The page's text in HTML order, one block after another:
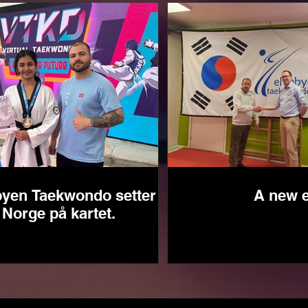
Taekwondo setter
Norge på kartet.
A new